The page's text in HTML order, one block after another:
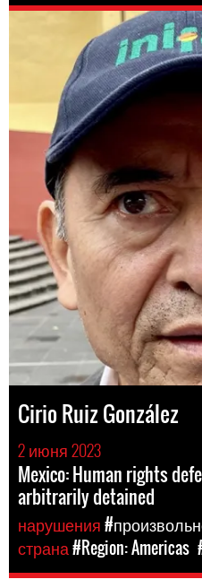
Cirio Ruiz González
2 июня 2023
Mexico: Human rights
arbitrarily detained
нарушения
страна#Region: Americas